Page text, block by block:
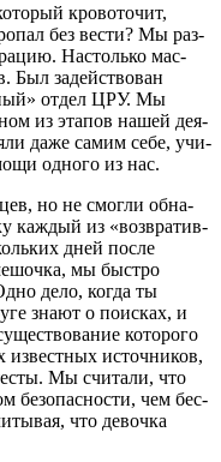
кро­во­то­чит,
без вести? Мы раз­
Настоль­ко мас­
Был задей­ство­ван
отдел ЦРУ. Мы
из эта­пов нашей дея­
даже самим себе, учи­
одно­го из нас.
но не смог­ли обна­
каж­дый из «воз­вра­тив­
дней после
мы быст­ро
дело, когда ты
зна­ют о поис­ках, и
кото­ро­го
извест­ных источ­ни­ков,
Мы счи­та­ли, что
без­опас­но­сти, чем бес­
что девоч­ка